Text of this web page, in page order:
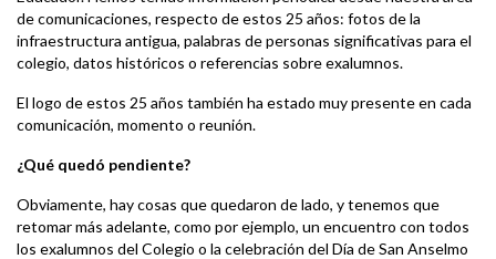
de comunicaciones, respecto de estos 25 años: fotos de la
infraestructura antigua, palabras de personas significativas para el
colegio, datos históricos o referencias sobre exalumnos.
El logo de estos 25 años también ha estado muy presente en cada
comunicación, momento o reunión.
¿Qué quedó pendiente?
Obviamente, hay cosas que quedaron de lado, y tenemos que
retomar más adelante, como por ejemplo, un encuentro con todos
los exalumnos del Colegio o la celebración del Día de San Anselmo